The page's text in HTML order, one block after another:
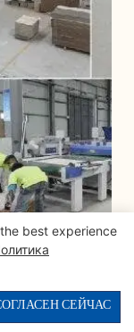
best experience
СЕЙЧАС